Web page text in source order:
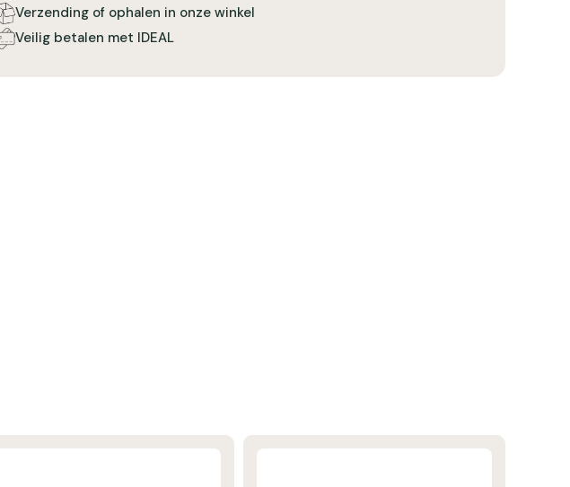
Verzending of ophalen in onze winkel
Veilig betalen met IDEAL